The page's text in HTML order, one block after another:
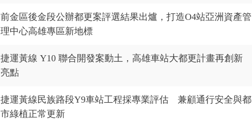
前金區後金段公辦都更案評選結果出爐，打造O4站亞洲資產管
理中心高雄專區新地標
捷運黃線 Y10 聯合開發案動土，高雄車站大都更計畫再創新
亮點
捷運黃線民族路段Y9車站工程採專業評估 兼顧通行安全與都
市綠植正常更新